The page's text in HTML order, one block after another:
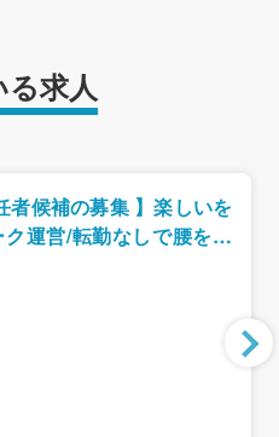
求人
者候補の募集 】楽しいを
運営/転勤なしで腰を据